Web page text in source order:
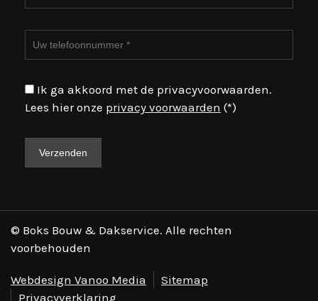
Ik ga akkoord met de privacyvoorwaarden.
Lees hier onze privacy voorwaarden (*)
© Boks Bouw & Dakservice. Alle rechten
voorbehouden
Webdesign Vanoo Media
Sitemap
Privacyverklaring